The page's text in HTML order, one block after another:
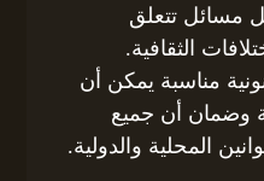
مسائل تتعلق
الثقافية.
مناسبة يمكن أن
وضمان أن جميع
المحلية والدولية.